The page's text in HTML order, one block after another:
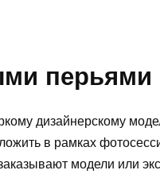
перьями
дизайнерскому
в рамках
модели или